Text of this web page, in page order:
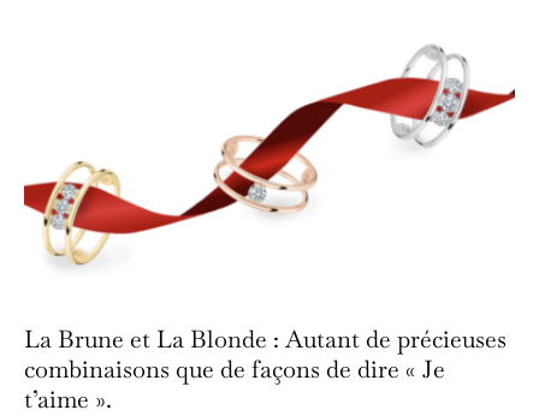
La Brune et La Blonde : Autant de précieuses
combinaisons que de façons de dire « Je
t’aime ».